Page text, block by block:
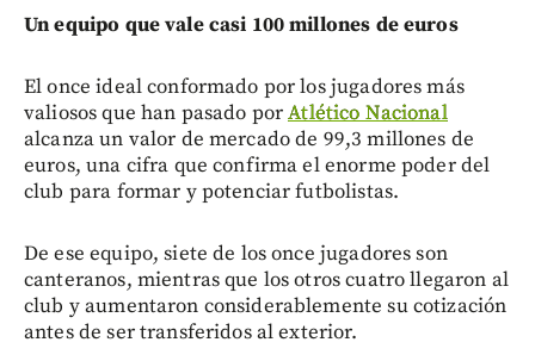
Un equipo que vale casi 100 millones de euros
El once ideal conformado por los jugadores más
valiosos que han pasado porAtlético Nacional
alcanza un valor de mercado de 99,3 millones de
euros, una cifra que confirma el enorme poder del
club para formar y potenciar futbolistas.
De ese equipo, siete de los once jugadores son
canteranos, mientras que los otros cuatro llegaron al
club y aumentaron considerablemente su cotización
antes de ser transferidos al exterior.